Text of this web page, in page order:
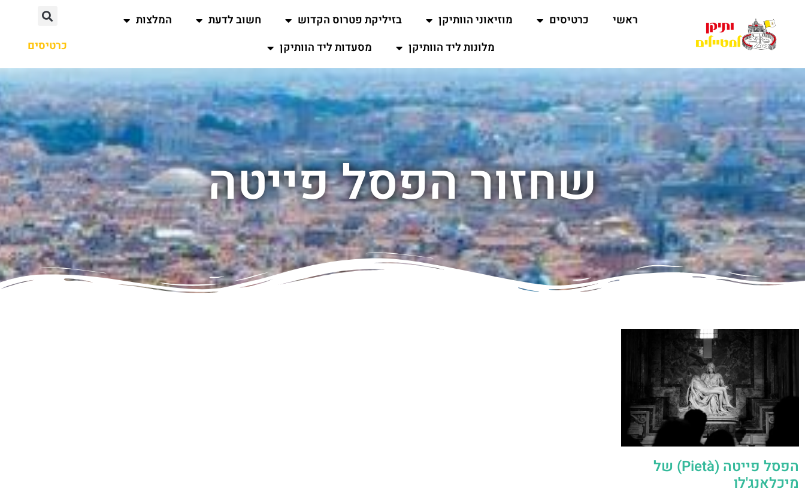
ראשי כרטיסים מוזיאוני הוותיקן בזיליקת פטרוס הקדוש חשוב לדעת
המלצות
מלונות ליד הוותיקן
מסעדות ליד הוותיקן כרטיסים
שחזור הפסל פייטה
הפסל פייטה (Pietà) של
מיכלאנג'לו